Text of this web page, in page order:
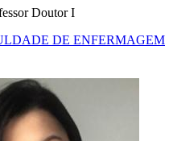
Doutor I
DE ENFERMAGEM